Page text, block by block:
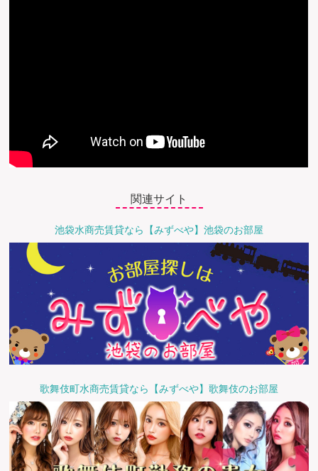
関連サイト
池袋水商売賃貸なら【みずべや】池袋のお部屋
歌舞伎町水商売賃貸なら【みずべや】歌舞伎のお部屋